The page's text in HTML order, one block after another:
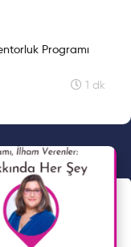
Programı
1 dk